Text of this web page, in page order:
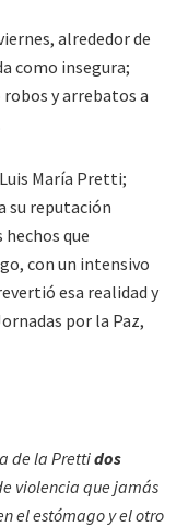
alrededor de
como insegura;
y arrebatos a
María Pretti;
su reputación
que
con un intensivo
esa realidad y
por la Paz,
de la Prettidos
violencia que jamás
el estómago y el otro